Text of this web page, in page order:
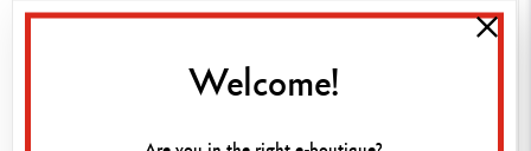
ZUSAMMENSTELLBAR
Welcome!